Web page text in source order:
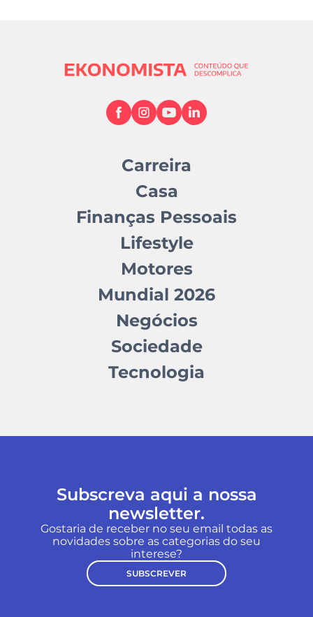
Carreira
Casa
Finanças Pessoais
Lifestyle
Motores
Mundial 2026
Negócios
Sociedade
Tecnologia
Subscreva aqui a nossa
newsletter.
Gostaria de receber no seu email todas as
novidades sobre as categorias do seu
interese?
SUBSCREVER